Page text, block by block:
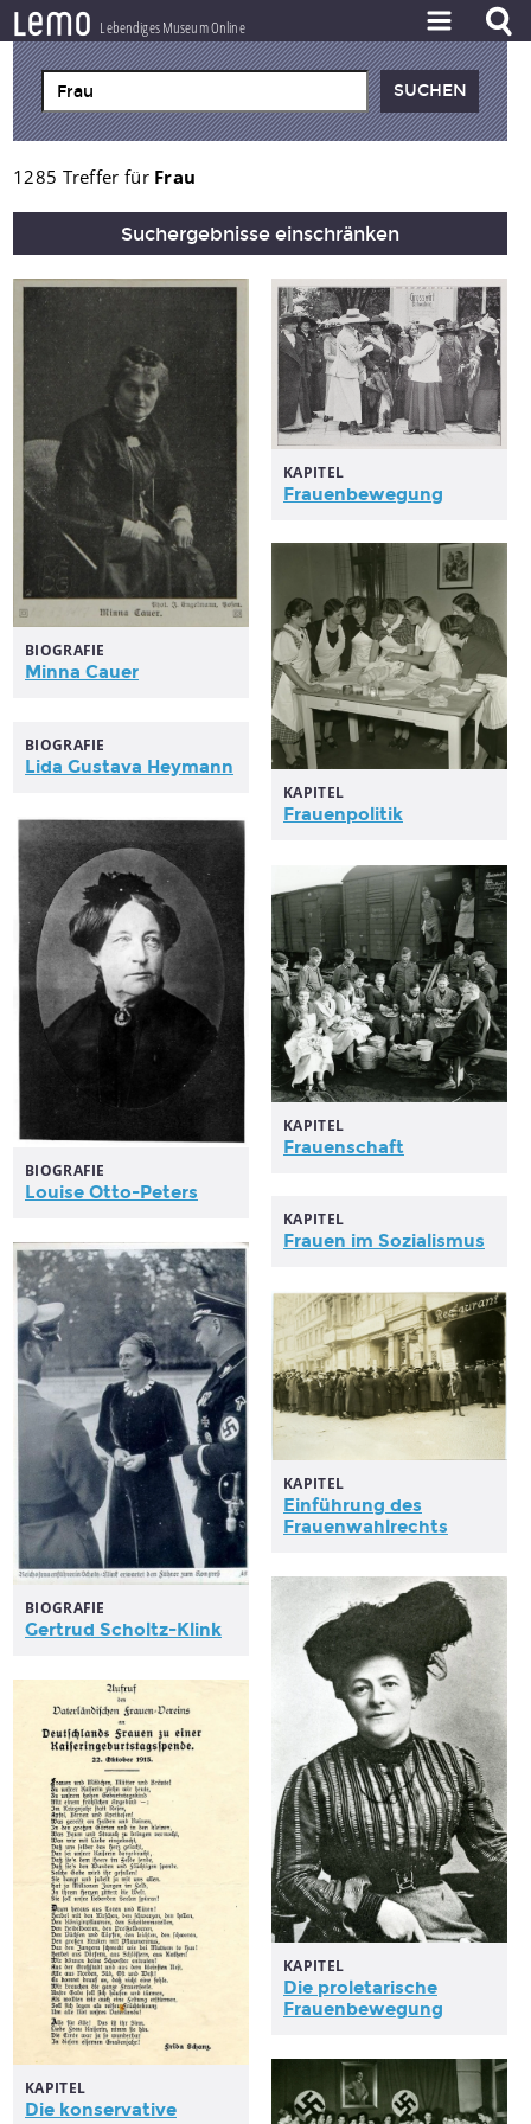
lemo Lebendiges Museum Online
ZEITSTRAHL
THEMEN
ZEITZEUGEN
BESTAND
PROJEKT
1285 Treffer für Frau
Suchergebnisse einschränken
BIOGRAFIE
Minna Cauer
KAPITEL
Frauenbewegung
KAPITEL
Frauenpolitik
BIOGRAFIE
Lida Gustava Heymann
BIOGRAFIE
Louise Otto-Peters
KAPITEL
Frauenschaft
KAPITEL
Frauen im Sozialismus
BIOGRAFIE
Gertrud Scholtz-Klink
KAPITEL
Einführung des
Frauenwahlrechts
KAPITEL
Die proletarische
Frauenbewegung
KAPITEL
Die konservative